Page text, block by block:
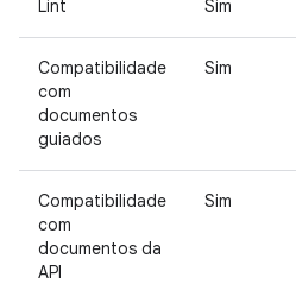
Lint Sim
Compatibilidade
com
documentos
guiados
Sim
Compatibilidade
com
documentos da
API
Sim